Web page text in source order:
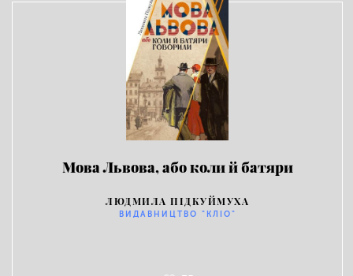
Мова Львова, або коли й батяри
ЛЮДМИЛА ПІДКУЙМУХА
ВИДАВНИЦТВО "КЛІО"